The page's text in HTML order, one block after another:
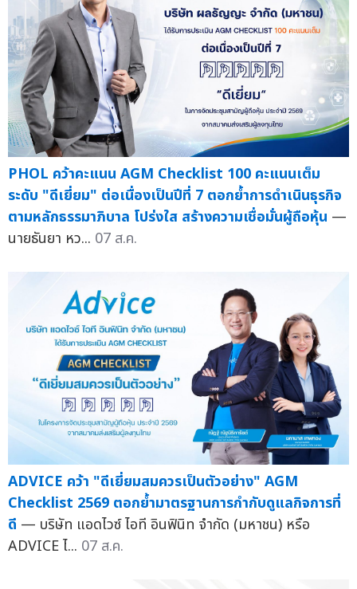
PHOL คว้าคะแนน AGM Checklist 100 คะแนนเต็ม
ระดับ "ดีเยี่ยม" ต่อเนื่องเป็นปีที่ 7 ตอกย้ำการดำเนินธุรกิจ
ตามหลักธรรมาภิบาล โปร่งใส สร้างความเชื่อมั่นผู้ถือหุ้น —
นายธันยา หว... 07 ส.ค.
ADVICE คว้า "ดีเยี่ยมสมควรเป็นตัวอย่าง" AGM
Checklist 2569 ตอกย้ำมาตรฐานการกำกับดูแลกิจการที่
ดี — บริษัท แอดไวซ์ ไอที อินฟินิท จำกัด (มหาชน) หรือ
ADVICE ไ... 07 ส.ค.